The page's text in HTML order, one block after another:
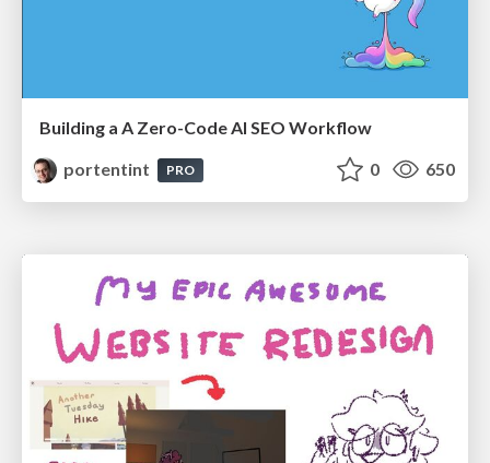
Building a A Zero-Code AI SEO Workflow
portentint
PRO 0 650